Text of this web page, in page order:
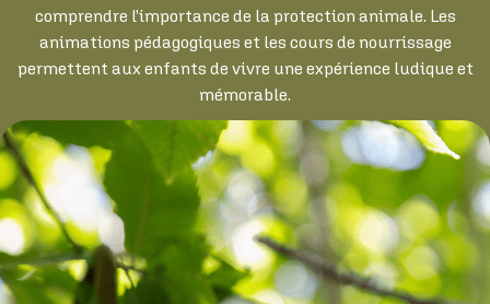
comprendre l’importance de la protection animale. Les
animations pédagogiques et les cours de nourrissage
permettent aux enfants de vivre une expérience ludique et
mémorable.